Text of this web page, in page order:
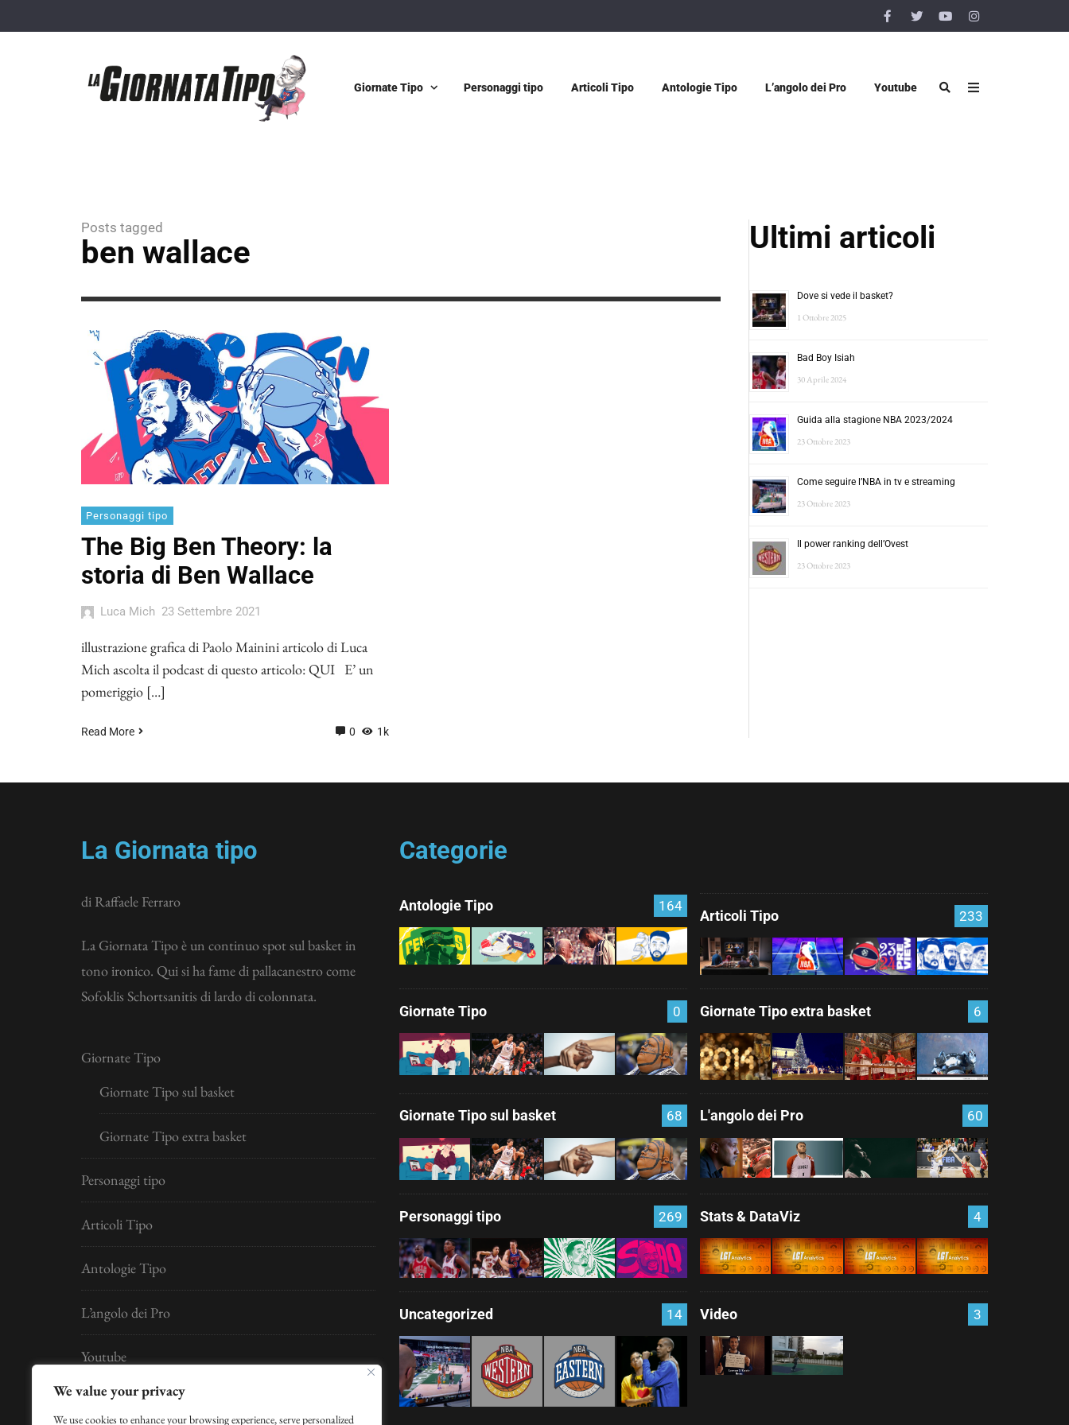
We value your privacy
We use cookies to enhance your browsing experience, serve personalized
Giornate Tipo Personaggi tipo Articoli Tipo Antologie Tipo L’angolo dei Pro Youtube
Posts tagged
ben wallace
Personaggi tipo
The Big Ben Theory: la
storia di Ben Wallace
Luca Mich 23 Settembre 2021
illustrazione grafica di Paolo Mainini articolo di Luca
Mich ascolta il podcast di questo articolo: QUI E’ un
pomeriggio […]
Read More 0 1k
Ultimi articoli
Dove si vede il basket?
1 Ottobre 2025
Bad Boy Isiah
30 Aprile 2024
Guida alla stagione NBA 2023/2024
23 Ottobre 2023
Come seguire l’NBA in tv e streaming
23 Ottobre 2023
Il power ranking dell’Ovest
23 Ottobre 2023
La Giornata tipo
di Raffaele Ferraro
La Giornata Tipo è un continuo spot sul basket in
tono ironico. Qui si ha fame di pallacanestro come
Sofoklis Schortsanitis di lardo di colonnata.
Giornate Tipo
Giornate Tipo sul basket
Giornate Tipo extra basket
Personaggi tipo
Articoli Tipo
Antologie Tipo
L’angolo dei Pro
Youtube
Developed byDigital Idea S.r.l.
Categorie
Antologie Tipo 164
Articoli Tipo 233
Giornate Tipo 0 Giornate Tipo extra basket 6
Giornate Tipo sul basket 68 L'angolo dei Pro 60
Personaggi tipo 269 Stats & DataViz 4
Uncategorized 14 Video 3